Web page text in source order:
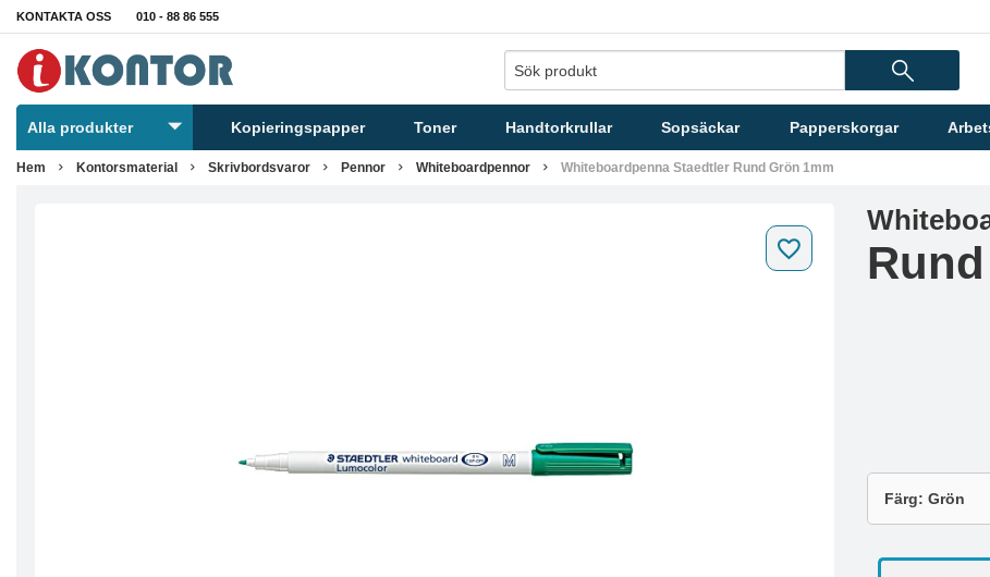
KONTAKTA OSS 010 - 88 86 555
Alla produkter Kopieringspapper Toner Handtorkrullar Sopsäckar Papperskorgar
Hem Kontorsmaterial Skrivbordsvaror Pennor Whiteboardpennor Whiteboardpenna Staedtler Rund Grön 1mm